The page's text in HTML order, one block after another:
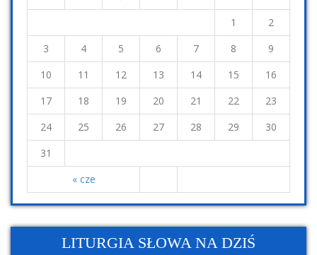
« cze
1
2
3
4 5 6 7 8
9
10
11 12 13 14 15
16
17
18 19 20 21 22
23
24
25 26 27 28 29
30
31
LITURGIA SŁOWA NA DZIŚ